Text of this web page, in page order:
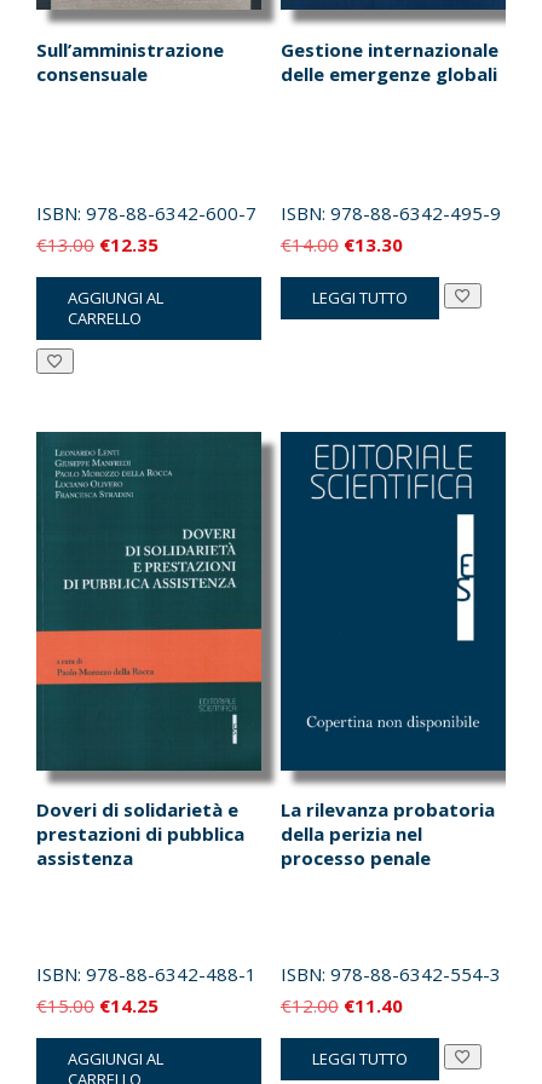
Sull’amministrazione
consensuale
ISBN: 978-88-6342-600-7
€13.00 Il
prezzo
originale
era:
€12.35Il
prezzo
attuale
è:
AGGIUNGI AL
CARRELLO
Gestione internazionale
delle emergenze globali
ISBN: 978-88-6342-495-9
€14.00 Il
prezzo
originale
€13.30Il
prezzo
attuale
LEGGI TUTTO
Doveri di solidarietà e
prestazioni di pubblica
assistenza
ISBN: 978-88-6342-488-1
€15.00 Il
prezzo
originale
€14.25Il
prezzo
attuale
AGGIUNGI AL
CARRELLO
La rilevanza probatoria
della perizia nel
processo penale
ISBN: 978-88-6342-554-3
€12.00 Il
prezzo
originale
€11.40Il
prezzo
attuale
LEGGI TUTTO